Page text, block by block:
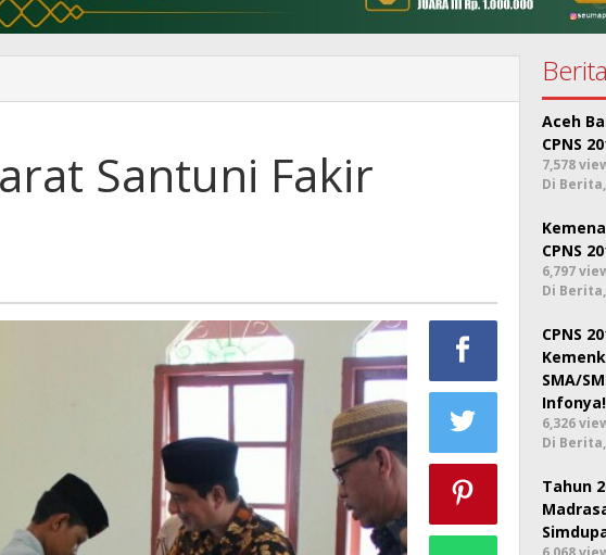
Santuni Fakir
Aceh
CPNS
7,578
Di
CPNS
6,797
Di
CPNS
SMA/
Infonya!
6,326
Di
Tahun